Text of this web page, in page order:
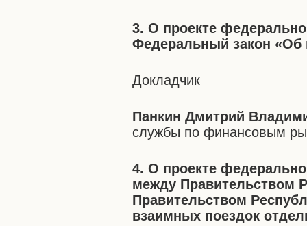
3. О проекте
Федеральный закон «Об
Докладчик
Панкин Дмитрий
службы по финансовым
4. О проекте
между Правительством
Правительством
взаимных поездок